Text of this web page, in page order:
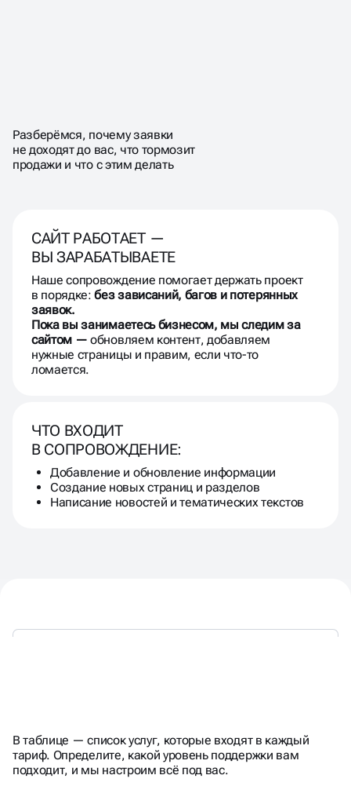
СТАБИЛЬНО
Разберёмся, почему заявки
не доходят до вас, что тормозит
продажи и что с этим делать
САЙТ РАБОТАЕТ —
ВЫ ЗАРАБАТЫВАЕТЕ
Наше сопровождение помогает держать проект
в порядке:без зависаний, багов и потерянных
заявок.
Пока вы занимаетесь бизнесом, мы следим за
сайтом — обновляем контент, добавляем
нужные страницы и правим, если что-то
ломается.
ЧТО ВХОДИТ
В СОПРОВОЖДЕНИЕ:
Добавление и обновление информации
Создание новых страниц и разделов
Написание новостей и тематических текстов
ТЕХПОДДЕРЖКИ
В таблице — список услуг, которые входят в каждый
тариф. Определите, какой уровень поддержки вам
подходит, и мы настроим всё под вас.